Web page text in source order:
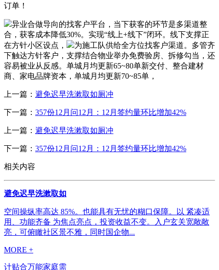
订单！
异业合做导向的找客户平台，当下获客的环节是多渠道整
合，获客成本降低30%。实现“线上+线下”闭环。线下支撑正
在方针小区设点，
为施工队供给全方位找客户渠道。多管齐
下触达方针客户，支撑结合物业举办免费验房、拆修勾当，还
容易被业从反感。单城月均更新65~80单新交付、整合建材
商、家电品牌资本，单城月均更新70~85单，
上一篇： 避免迟早洗漱取如厕冲
下一篇： 357份12月问12月：12月签约量环比增加42%
上一篇： 避免迟早洗漱取如厕冲
下一篇： 357份12月问12月：12月签约量环比增加42%
相关内容
避免迟早洗漱取如
空间操纵率高达 85%。也能具有无忧的糊口保障。以 紧凑适
用、功能齐备 为焦点亮点，投资收益不变。入户玄关宽敞敞
亮，可俯瞰社区景不雅，同时国企物...
MORE +
计贴合万能家庭需